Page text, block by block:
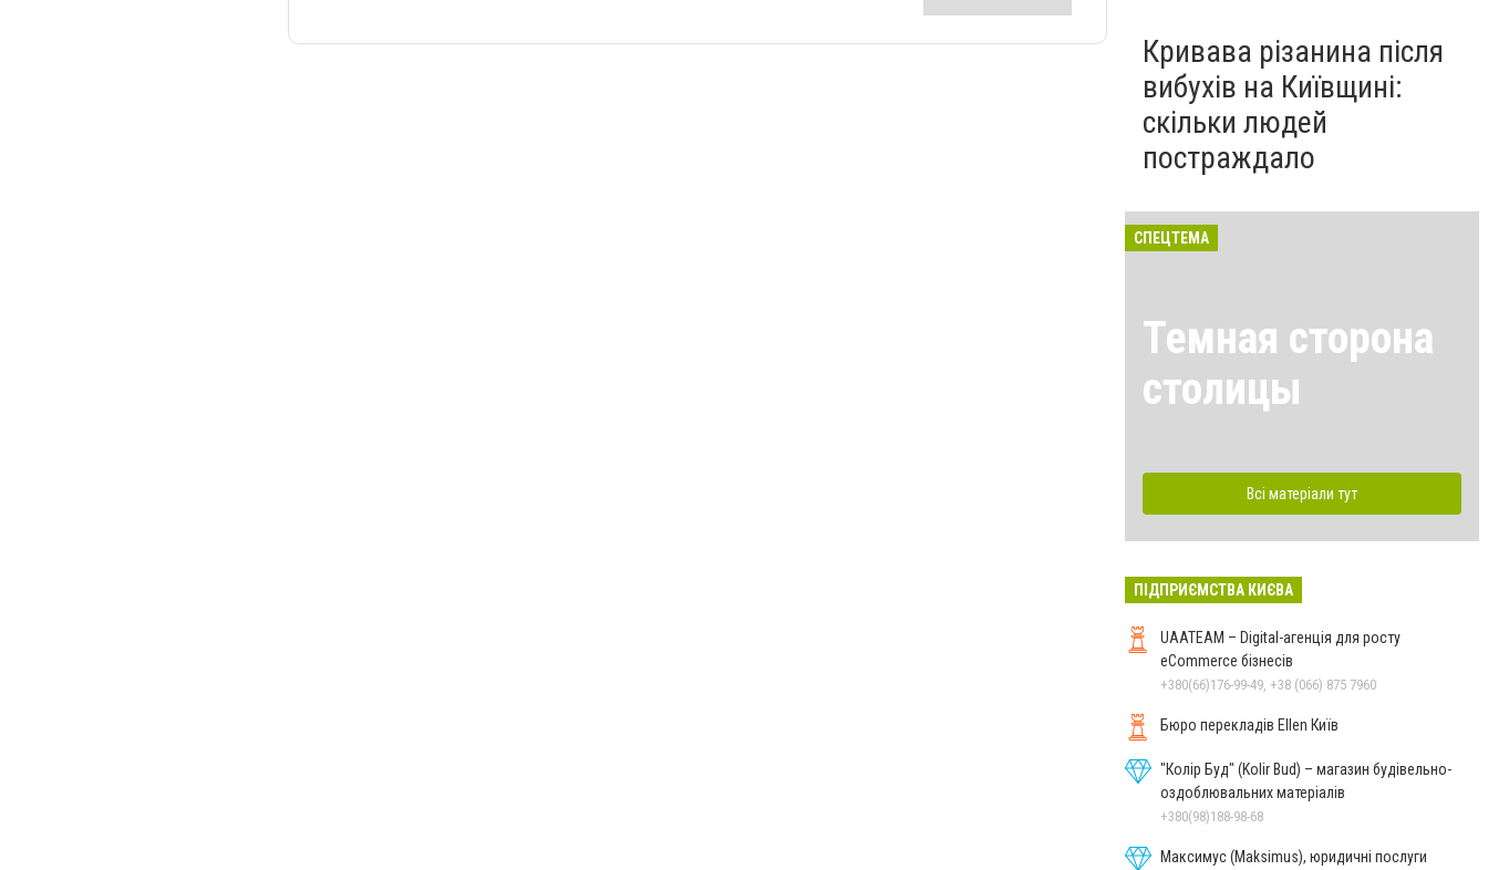
Кривава різанина після
вибухів на Київщині:
скільки людей
постраждало
СПЕЦТЕМА
Темная сторона
столицы
Всі матеріали тут
ПІДПРИЄМСТВА КИЄВА
UAATEAM – Digital-агенція для росту
eCommerce бізнесів
+380(66)176-99-49, +38 (066) 875 7960
Бюро перекладів Ellen Київ
"Колір Буд" (Kolir Bud) – магазин будівельно-
оздоблювальних матеріалів
+380(98)188-98-68
Максимус (Maksimus), юридичні послуги